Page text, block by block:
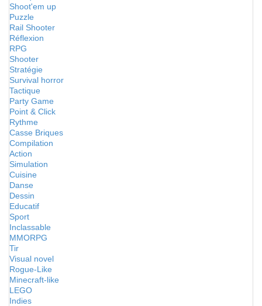
Shoot'em up
Puzzle
Rail Shooter
Réflexion
RPG
Shooter
Stratégie
Survival horror
Tactique
Party Game
Point & Click
Rythme
Casse Briques
Compilation
Action
Simulation
Cuisine
Danse
Dessin
Educatif
Sport
Inclassable
MMORPG
Tir
Visual novel
Rogue-Like
Minecraft-like
LEGO
Indies